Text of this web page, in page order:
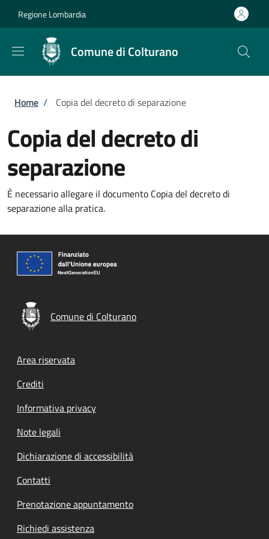
Regione Lombardia
Comune di Colturano
Briciole di pane
Home / Copia del decreto di separazione
Copia del decreto di
separazione
È necessario allegare il documento Copia del decreto di
separazione alla pratica.
Comune di Colturano
Footer menu
Area riservata
Crediti
Informativa privacy
Note legali
Dichiarazione di accessibilità
Contatti
Prenotazione appuntamento
Richiedi assistenza